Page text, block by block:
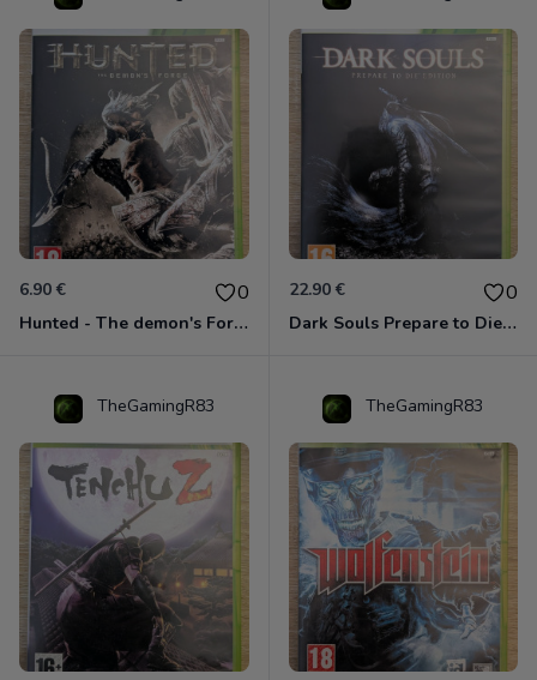
6.90 € 0
Hunted - The demon's Forge Xbox 360 (Complet CIB)
22.90 € 0
Dark Souls Prepare to Die Edition XBOX 360
TheGamingR83 TheGamingR83